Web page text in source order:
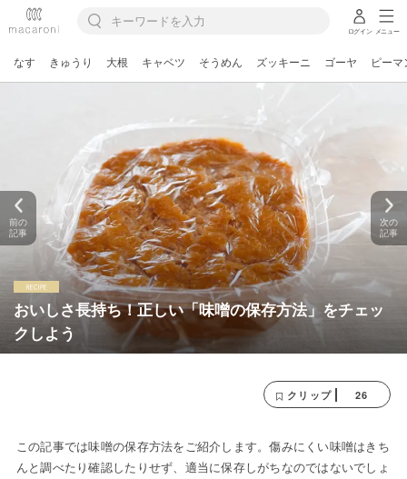
ログイン メニュー
なす きゅうり 大根 キャベツ そうめん ズッキーニ ゴーヤ ピーマ
おいしさ長持ち！正しい「味噌の保存方法」をチェッ
クしよう
前の
記事
次の
記事
クリップ 26
この記事では味噌の保存方法をご紹介します。傷みにくい味噌はきち
んと調べたり確認したりせず、適当に保存しがちなのではないでしょ